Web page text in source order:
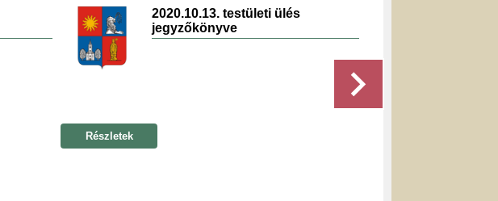
2020.10.13. testületi ülés
jegyzőkönyve
Részletek